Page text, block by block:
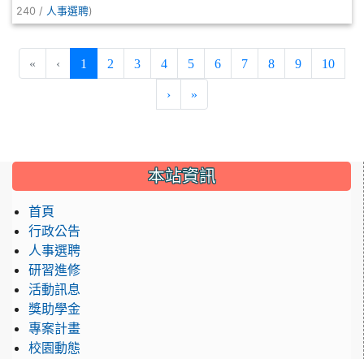
240 / 人事選聘)
« ‹ 1 (current)
2 3 4 5 6 7 8 9 10
› »
::: 本站資訊
首頁
行政公告
人事選聘
研習進修
活動訊息
獎助學金
專案計畫
校園動態